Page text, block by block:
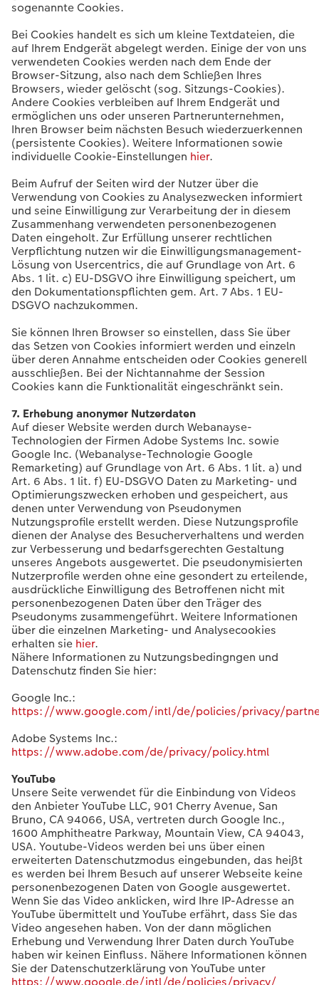
sogenannte Cookies.
Bei Cookies handelt es sich um kleine Textdateien, die
auf Ihrem Endgerät abgelegt werden. Einige der von uns
verwendeten Cookies werden nach dem Ende der
Browser-Sitzung, also nach dem Schließen Ihres
Browsers, wieder gelöscht (sog. Sitzungs-Cookies).
Andere Cookies verbleiben auf Ihrem Endgerät und
ermöglichen uns oder unseren Partnerunternehmen,
Ihren Browser beim nächsten Besuch wiederzuerkennen
(persistente Cookies). Weitere Informationen sowie
individuelle Cookie-Einstellungen hier.
Beim Aufruf der Seiten wird der Nutzer über die
Verwendung von Cookies zu Analysezwecken informiert
und seine Einwilligung zur Verarbeitung der in diesem
Zusammenhang verwendeten personenbezogenen
Daten eingeholt. Zur Erfüllung unserer rechtlichen
Verpflichtung nutzen wir die Einwilligungsmanagement-
Lösung von Usercentrics, die auf Grundlage von Art. 6
Abs. 1 lit. c) EU-DSGVO ihre Einwilligung speichert, um
den Dokumentationspflichten gem. Art. 7 Abs. 1 EU-
DSGVO nachzukommen.
Sie können Ihren Browser so einstellen, dass Sie über
das Setzen von Cookies informiert werden und einzeln
über deren Annahme entscheiden oder Cookies generell
ausschließen. Bei der Nichtannahme der Session
Cookies kann die Funktionalität eingeschränkt sein.
7. Erhebung anonymer Nutzerdaten
Auf dieser Website werden durch Webanayse-
Technologien der Firmen Adobe Systems Inc. sowie
Google Inc. (Webanalyse-Technologie Google
Remarketing) auf Grundlage von Art. 6 Abs. 1 lit. a) und
Art. 6 Abs. 1 lit. f) EU-DSGVO Daten zu Marketing- und
Optimierungszwecken erhoben und gespeichert, aus
denen unter Verwendung von Pseudonymen
Nutzungsprofile erstellt werden. Diese Nutzungsprofile
dienen der Analyse des Besucherverhaltens und werden
zur Verbesserung und bedarfsgerechten Gestaltung
unseres Angebots ausgewertet. Die pseudonymisierten
Nutzerprofile werden ohne eine gesondert zu erteilende,
ausdrückliche Einwilligung des Betroffenen nicht mit
personenbezogenen Daten über den Träger des
Pseudonyms zusammengeführt. Weitere Informationen
über die einzelnen Marketing- und Analysecookies
erhalten sie hier.
Nähere Informationen zu Nutzungsbedingngen und
Datenschutz finden Sie hier:
Google Inc.:
https://www.google.com/intl/de/policies/privacy/
Adobe Systems Inc.:
https://www.adobe.com/de/privacy/policy.html
YouTube
Unsere Seite verwendet für die Einbindung von Videos
den Anbieter YouTube LLC, 901 Cherry Avenue, San
Bruno, CA 94066, USA, vertreten durch Google Inc.,
1600 Amphitheatre Parkway, Mountain View, CA 94043,
USA. Youtube-Videos werden bei uns über einen
erweiterten Datenschutzmodus eingebunden, das heißt
es werden bei Ihrem Besuch auf unserer Webseite keine
personenbezogenen Daten von Google ausgewertet.
Wenn Sie das Video anklicken, wird Ihre IP-Adresse an
YouTube übermittelt und YouTube erfährt, dass Sie das
Video angesehen haben. Von der dann möglichen
Erhebung und Verwendung Ihrer Daten durch YouTube
haben wir keinen Einfluss. Nähere Informationen können
Sie der Datenschutzerklärung von YouTube unter